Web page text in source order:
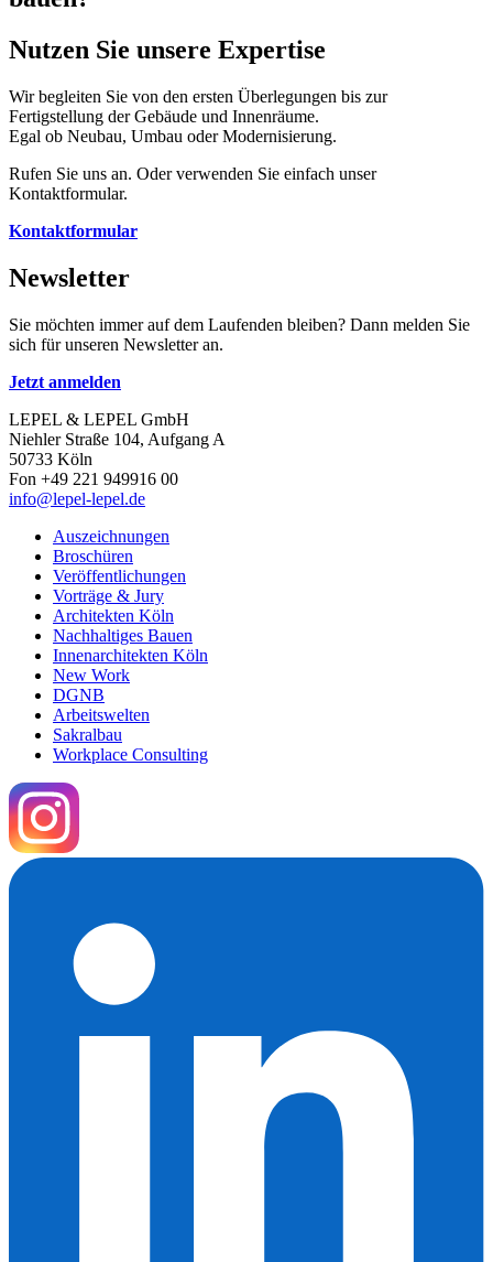
Nutzen Sie unsere Expertise
Wir begleiten Sie von den ersten Überlegungen bis zur
Fertigstellung der Gebäude und Innenräume.
Egal ob Neubau, Umbau oder Modernisierung.
Rufen Sie uns an. Oder verwenden Sie einfach unser
Kontaktformular.
Kontaktformular
Newsletter
Sie möchten immer auf dem Laufenden bleiben? Dann melden Sie
sich für unseren Newsletter an.
Jetzt anmelden
LEPEL & LEPEL GmbH
Niehler Straße 104, Aufgang A
50733 Köln
Fon +49 221 949916 00
info@lepel-lepel.de
Auszeichnungen
Broschüren
Veröffentlichungen
Vorträge & Jury
Architekten Köln
Nachhaltiges Bauen
Innenarchitekten Köln
New Work
DGNB
Arbeitswelten
Sakralbau
Workplace Consulting